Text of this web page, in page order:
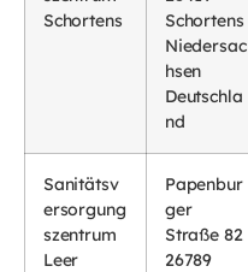
Schortens
Schortens
Niedersac
hsen
Deutschla
nd
Sanitätsv
ersorgung
szentrum
Leer
Papenbur
ger
Straße 82
26789